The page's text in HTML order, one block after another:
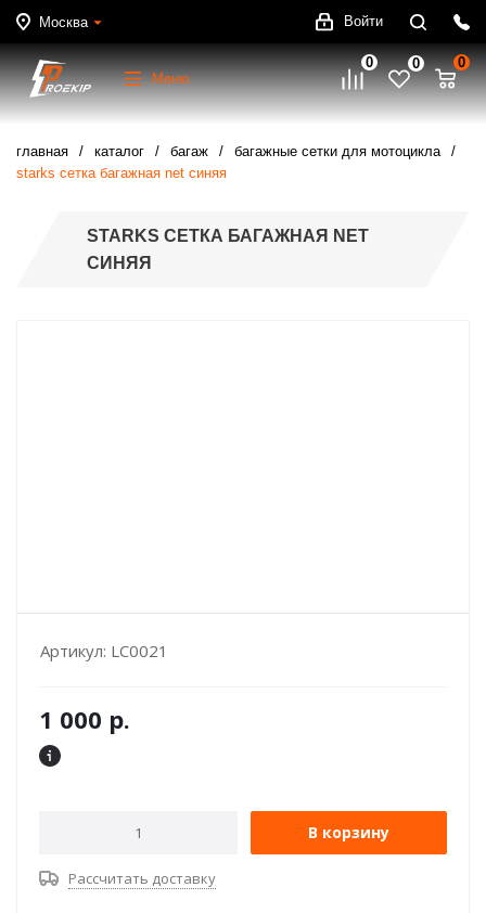
Москва Войти
Меню
0 0 0
главная каталог багаж
багажные сетки для мотоцикла
starks сетка багажная net синяя
STARKS СЕТКА БАГАЖНАЯ NET
СИНЯЯ
Артикул: LC0021
1 000 р.
В корзину
Рассчитать доставку